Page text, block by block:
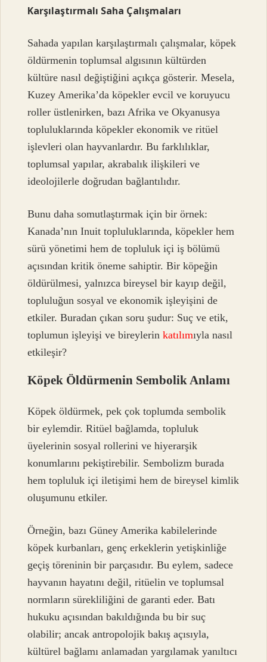
Karşılaştırmalı Saha Çalışmaları
Sahada yapılan karşılaştırmalı çalışmalar, köpek
öldürmenin toplumsal algısının kültürden
kültüre nasıl değiştiğini açıkça gösterir. Mesela,
Kuzey Amerika’da köpekler evcil ve koruyucu
roller üstlenirken, bazı Afrika ve Okyanusya
topluluklarında köpekler ekonomik ve ritüel
işlevleri olan hayvanlardır. Bu farklılıklar,
toplumsal yapılar, akrabalık ilişkileri ve
ideolojilerle doğrudan bağlantılıdır.
Bunu daha somutlaştırmak için bir örnek:
Kanada’nın Inuit topluluklarında, köpekler hem
sürü yönetimi hem de topluluk içi iş bölümü
açısından kritik öneme sahiptir. Bir köpeğin
öldürülmesi, yalnızca bireysel bir kayıp değil,
topluluğun sosyal ve ekonomik işleyişini de
etkiler. Buradan çıkan soru şudur: Suç ve etik,
toplumun işleyişi ve bireylerinkatılımıyla nasıl
etkileşir?
Köpek Öldürmenin Sembolik Anlamı
Köpek öldürmek, pek çok toplumda sembolik
bir eylemdir. Ritüel bağlamda, topluluk
üyelerinin sosyal rollerini ve hiyerarşik
konumlarını pekiştirebilir. Sembolizm burada
hem topluluk içi iletişimi hem de bireysel kimlik
oluşumunu etkiler.
Örneğin, bazı Güney Amerika kabilelerinde
köpek kurbanları, genç erkeklerin yetişkinliğe
geçiş töreninin bir parçasıdır. Bu eylem, sadece
hayvanın hayatını değil, ritüelin ve toplumsal
normların sürekliliğini de garanti eder. Batı
hukuku açısından bakıldığında bu bir suç
olabilir; ancak antropolojik bakış açısıyla,
kültürel bağlamı anlamadan yargılamak yanıltıcı